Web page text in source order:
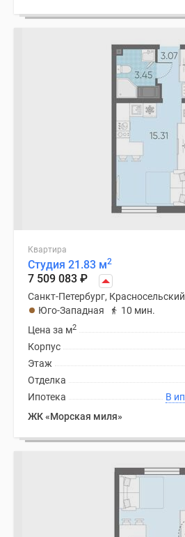
Квартира
Студия 21.83 м2
7 509 083 ₽
Санкт-Петербург, Красносельский
Юго-Западная
10 мин.
Цена за м2
Корпус
Этаж
Отделка
Ипотека
ЖК «Морская миля»